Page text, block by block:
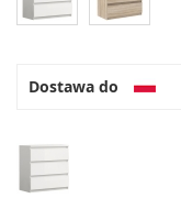
Dostawa do